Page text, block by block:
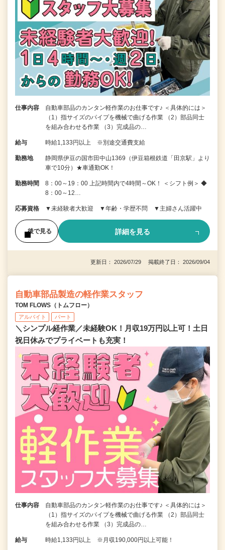
仕事内容
自動車部品のカンタン軽作業のお仕事です♪ ＜具体的には＞
（1）指サイズのパイプを機械で曲げる作業 （2）部品同士
を組み合わせる作業 （3）完成品の…
給与 時給1,133円以上 ※別途交通費支給
勤務地
静岡県伊豆の国市田中山1369（伊豆箱根鉄道「田京駅」より
車で10分）★車通勤OK！
勤務時間
8：00～19：00 上記時間内で4時間～OK！ ＜シフト例＞ ◆
8：00～12…
応募資格 ▼未経験者大歓迎 ▼年齢・学歴不問 ▼主婦さん活躍中
後で見る 詳細を見る
更新日： 2026/07/29 掲載終了日： 2026/09/04
自動車部品製造の軽作業スタッフ
TOM FLOWS（トムフロー）
アルバイト パート
＼シンプル経作業／未経験OK！月収19万円以上可！土日
祝日休みでプライベートも充実！
仕事内容
自動車部品のカンタン軽作業のお仕事です♪ ＜具体的には＞
（1）指サイズのパイプを機械で曲げる作業 （2）部品同士
を組み合わせる作業 （3）完成品の…
給与 時給1,133円以上 ※月収190,000円以上可能！